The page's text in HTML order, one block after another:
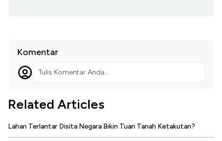
Komentar
Tulis Komentar Anda...
Related Articles
Lahan Terlantar Disita Negara Bikin Tuan Tanah Ketakutan?